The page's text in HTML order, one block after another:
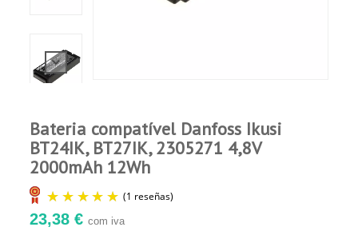
Bateria compatível Danfoss Ikusi
BT24IK, BT27IK, 2305271 4,8V
2000mAh 12Wh
23,38 € com iva